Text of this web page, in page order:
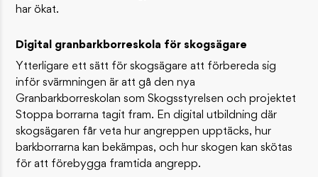
har ökat.
Digital granbarkborreskola för skogsägare
Ytterligare ett sätt för skogsägare att förbereda sig
inför svärmningen är att gå den nya
Granbarkborreskolan som Skogsstyrelsen och projektet
Stoppa borrarna tagit fram. En digital utbildning där
skogsägaren får veta hur angreppen upptäcks, hur
barkborrarna kan bekämpas, och hur skogen kan skötas
för att förebygga framtida angrepp.